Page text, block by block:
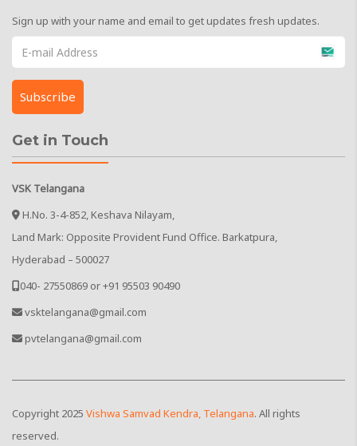
Sign up with your name and email to get updates fresh updates.
Get in Touch
VSK Telangana
H.No. 3-4-852, Keshava Nilayam,
Land Mark: Opposite Provident Fund Office. Barkatpura,
Hyderabad – 500027
040- 27550869 or +91 95503 90490
vsktelangana@gmail.com
pvtelangana@gmail.com
Copyright 2025 Vishwa Samvad Kendra, Telangana. All rights
reserved.